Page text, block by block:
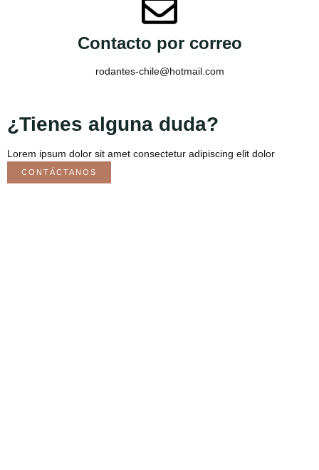
Contacto por correo
rodantes-chile@hotmail.com
¿Tienes alguna duda?
Lorem ipsum dolor sit amet consectetur adipiscing elit dolor
CONTÁCTANOS